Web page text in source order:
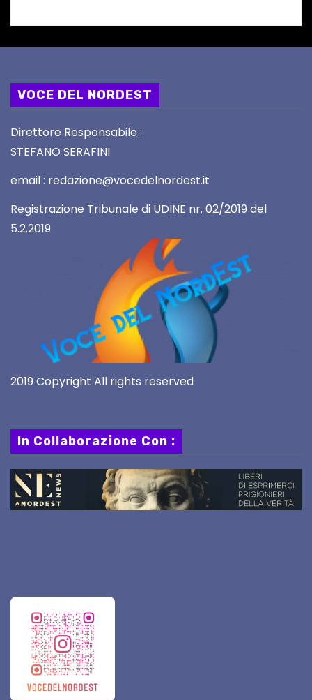
VOCE DEL NORDEST
Direttore Responsabile :
STEFANO SERAFINI
email : redazione@vocedelnordest.it
Registrazione Tribunale di UDINE nr. 02/2019 del
5.2.2019
2019 Copyright All rights reserved
In Collaborazione Con :